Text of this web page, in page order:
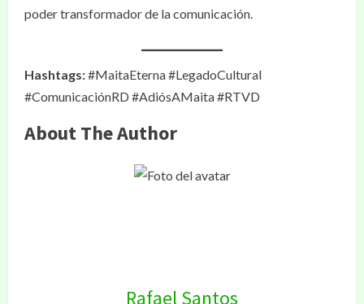
poder transformador de la comunicación.
Hashtags:#MaitaEterna #LegadoCultural
#ComunicaciónRD #AdiósAMaita #RTVD
About The Author
Rafael Santos